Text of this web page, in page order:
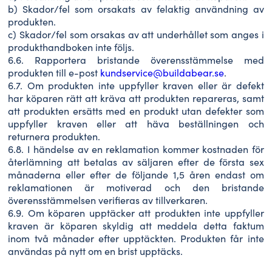
b) Skador/fel som orsakats av felaktig användning av
produkten.
c) Skador/fel som orsakas av att underhållet som anges i
produkthandboken inte följs.
6.6. Rapportera bristande överensstämmelse med
produkten till e-post kundservice@buildabear.se.
6.7. Om produkten inte uppfyller kraven eller är defekt
har köparen rätt att kräva att produkten repareras, samt
att produkten ersätts med en produkt utan defekter som
uppfyller kraven eller att häva beställningen och
returnera produkten.
6.8. I händelse av en reklamation kommer kostnaden för
återlämning att betalas av säljaren efter de första sex
månaderna eller efter de följande 1,5 åren endast om
reklamationen är motiverad och den bristande
överensstämmelsen verifieras av tillverkaren.
6.9. Om köparen upptäcker att produkten inte uppfyller
kraven är köparen skyldig att meddela detta faktum
inom två månader efter upptäckten. Produkten får inte
användas på nytt om en brist upptäcks.